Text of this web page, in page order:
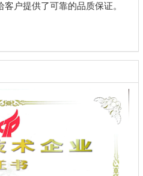
户提供了可靠的品质保证。